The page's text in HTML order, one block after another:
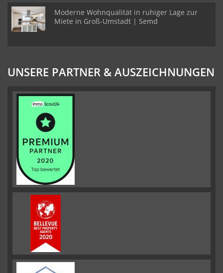
Moderne Wohnqualität in ruhiger Lage zur
Miete in Groß-Umstadt | Semd
UNSERE PARTNER & AUSZEICHNUNGEN